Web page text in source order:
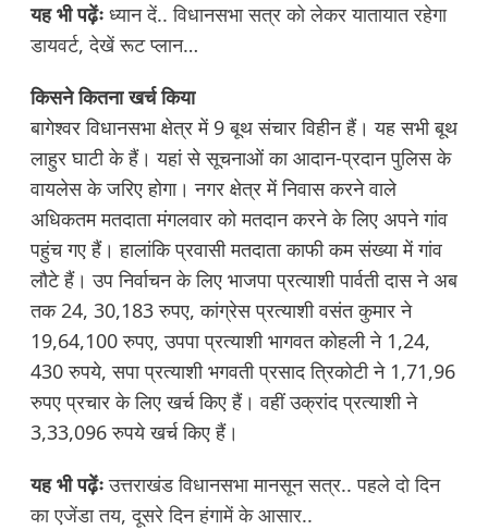
यह भी पढ़ेंः ध्यान दें.. विधानसभा सत्र को लेकर यातायात रहेगा
डायवर्ट, देखें रूट प्लान…
किसने कितना खर्च किया
बागेश्वर विधानसभा क्षेत्र में 9 बूथ संचार विहीन हैं। यह सभी बूथ
लाहुर घाटी के हैं। यहां से सूचनाओं का आदान-प्रदान पुलिस के
वायलेस के जरिए होगा। नगर क्षेत्र में निवास करने वाले
अधिकतम मतदाता मंगलवार को मतदान करने के लिए अपने गांव
पहुंच गए हैं। हालांकि प्रवासी मतदाता काफी कम संख्या में गांव
लौटे हैं। उप निर्वाचन के लिए भाजपा प्रत्याशी पार्वती दास ने अब
तक 24, 30,183 रुपए, कांग्रेस प्रत्याशी वसंत कुमार ने
19,64,100 रुपए, उपपा प्रत्याशी भागवत कोहली ने 1,24,
430 रुपये, सपा प्रत्याशी भगवती प्रसाद त्रिकोटी ने 1,71,96
रुपए प्रचार के लिए खर्च किए हैं। वहीं उक्रांद प्रत्याशी ने
3,33,096 रुपये खर्च किए हैं।
यह भी पढ़ेंः उत्तराखंड विधानसभा मानसून सत्र.. पहले दो दिन
का एजेंडा तय, दूसरे दिन हंगामें के आसार..